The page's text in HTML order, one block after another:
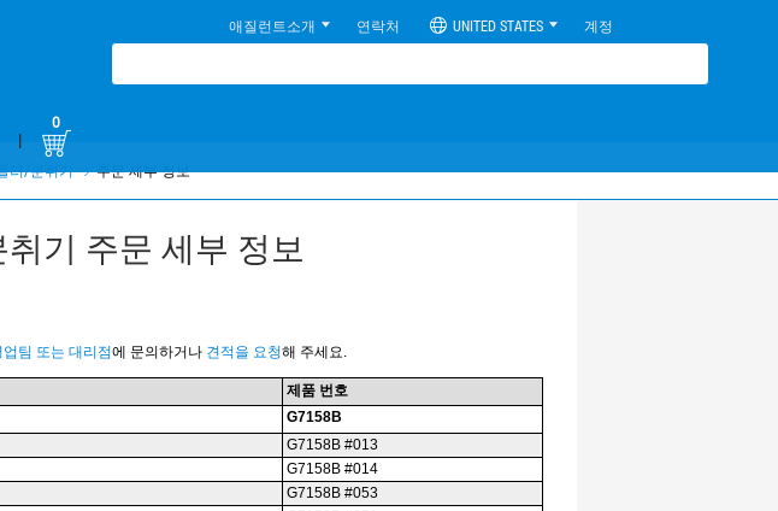
애질런트소개 연락처 UNITED STATES 계정
|
0
러/분취기 주문 세부 정보
기 주문 세부 정보